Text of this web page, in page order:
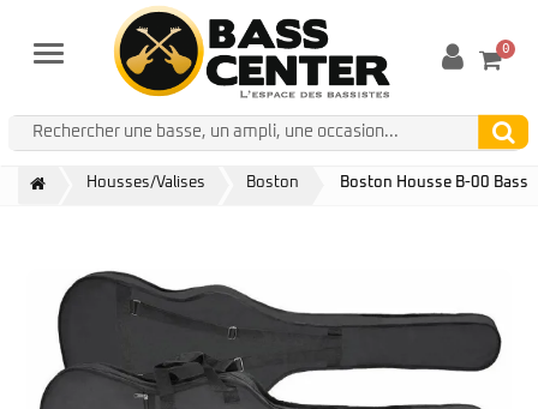
Menu 0
Housses/Valises Boston Boston Housse B-00 Bass